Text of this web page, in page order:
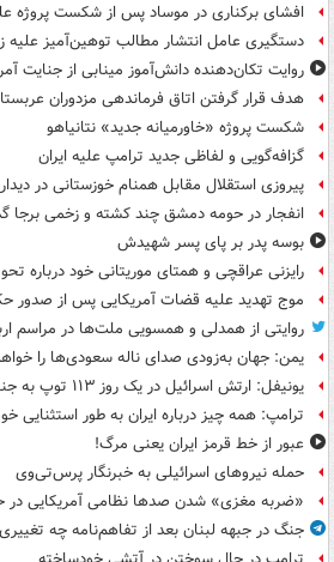
افشای برکناری در موساد پس از شکست پروژه
دستگیری عامل انتشار مطالب توهین‌آمیز علیه
روایت تکان‌دهنده دانش‌آموز مینابی از جنایت
هدف قرار گرفتن اتاق‌ فرماندهی مزدوران
شکست پروژه «خاورمیانه جدید» نتانیاهو
گزافه‌گویی و لفاظی جدید ترامپ علیه ایران
پیروزی استقلال مقابل همنام خوزستانی در
انفجار در حومه دمشق چند کشته و زخمی برجا
بوسه‌ پدر بر پای پسر شهیدش
رایزنی عراقچی و همتای موریتانی خود درباره
موج تهدید علیه قضات آمریکایی پس از صدور
روایتی از همدلی و همسویی ملت‌ها در مراسم
یمن: جهان به‌زودی صدای ناله سعودی‌ها را
یونیفل: ارتش اسرائیل در یک روز ۱۱۳ توپ به جنوب لبنان شلیک کرده است
ترامپ: همه چیز درباره ایران به طور
عبور از خط قرمز ایران یعنی مرگ!
حمله نیروهای اسرائیلی به خبرنگار پرس‌تی‌وی
«ضربه مغزی» شدن صدها نظامی آمریکایی در
جنگ در جبهه لبنان بعد از تفاهم‌نامه چه